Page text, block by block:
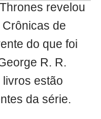
revelou
de
do que foi
R. R.
estão
da série.